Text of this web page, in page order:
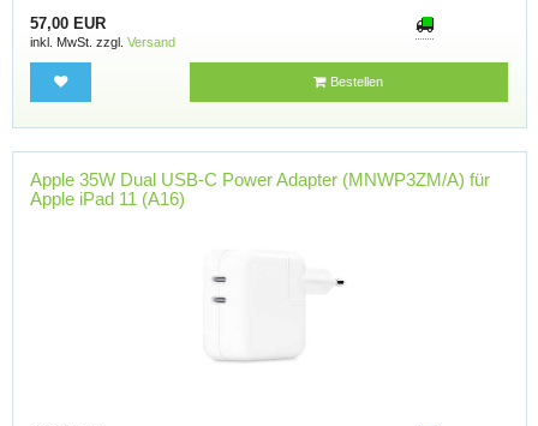
57,00 EUR
inkl. MwSt. zzgl. Versand
Bestellen
Apple 35W Dual USB-C Power Adapter (MNWP3ZM/A) für
Apple iPad 11 (A16)